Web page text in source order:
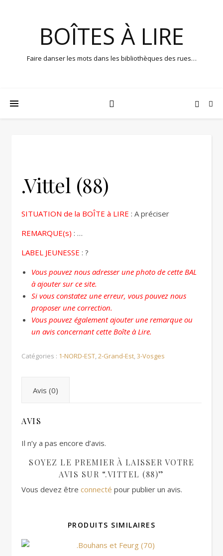
BOÎTES À LIRE
Faire danser les mots dans les bibliothèques des rues…
.Vittel (88)
SITUATION de la BOÎTE à LIRE : A préciser
REMARQUE(s) : …
LABEL JEUNESSE : ?
Vous pouvez nous adresser une photo de cette BAL
à ajouter sur ce site.
Si vous constatez une erreur, vous pouvez nous
proposer une correction.
Vous pouvez également ajouter une remarque ou
un avis concernant cette Boîte à Lire.
Catégories : 1-NORD-EST,2-Grand-Est,3-Vosges
Avis (0)
AVIS
Il n’y a pas encore d’avis.
SOYEZ LE PREMIER À LAISSER VOTRE
AVIS SUR “.VITTEL (88)”
Vous devez être connecté pour publier un avis.
PRODUITS SIMILAIRES